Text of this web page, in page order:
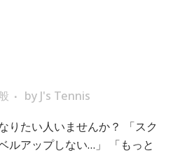
by J's Tennis
りたい人いませんか？ 「スク
ルアップしない…」 「もっと